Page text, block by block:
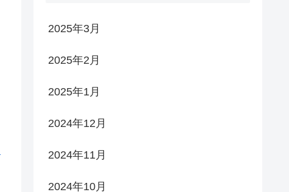
2025年3月
2025年2月
2025年1月
2024年12月
2024年11月
2024年10月